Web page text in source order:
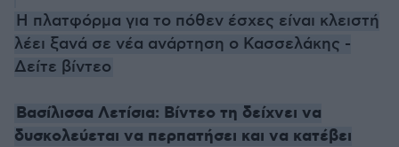
Η πλατφόρμα για το πόθεν έσχες είναι κλειστή
λέει ξανά σε νέα ανάρτηση ο Κασσελάκης -
Δείτε βίντεο
Βασίλισσα Λετίσια: Βίντεο τη δείχνει να
δυσκολεύεται να περπατήσει και να κατέβει